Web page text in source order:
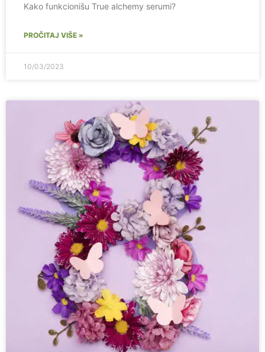
Kako funkcionišu True alchemy serumi?
PROČITAJ VIŠE »
10/03/2023